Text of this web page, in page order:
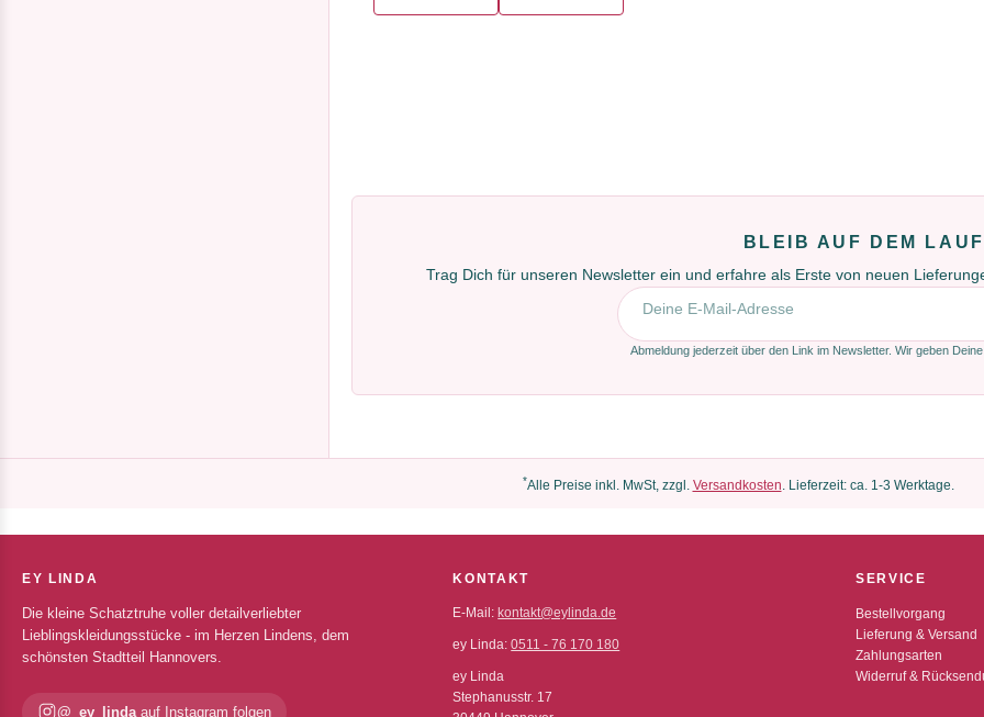
BLEIB AUF DEM
Trag Dich für unseren Newsletter ein und erfahre als Erste von neuen
E-Mail-Adresse
Abmeldung jederzeit über den Link im Newsletter. Wir geben
*Alle Preise inkl. MwSt, zzgl. Versandkosten. Lieferzeit: ca. 1-3 Werktage.
EY LINDA
Die kleine Schatztruhe voller detailverliebter
Lieblingskleidungsstücke - im Herzen Lindens, dem
schönsten Stadtteil Hannovers.
@_ey_linda auf Instagram folgen
KONTAKT
E-Mail: kontakt@eylinda.de
ey Linda:0511 - 76 170 180
ey Linda
Stephanusstr. 17
SERVICE
Bestellvorgang
Lieferung & Versand
Zahlungsarten
Widerruf &